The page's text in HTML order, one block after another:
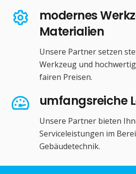
modernes
Materialien
Unsere Partner setzen
Werkzeug und
fairen Preisen.
umfangsreiche
Unsere Partner bieten
Serviceleistungen im
Gebäudetechnik.